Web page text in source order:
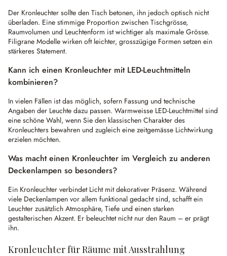
Der Kronleuchter sollte den Tisch betonen, ihn jedoch optisch nicht
überladen. Eine stimmige Proportion zwischen Tischgrösse,
Raumvolumen und Leuchtenform ist wichtiger als maximale Grösse.
Filigrane Modelle wirken oft leichter, grosszügige Formen setzen ein
stärkeres Statement.
Kann ich einen Kronleuchter mit LED-Leuchtmitteln
kombinieren?
In vielen Fällen ist das möglich, sofern Fassung und technische
Angaben der Leuchte dazu passen. Warmweisse LED-Leuchtmittel sind
eine schöne Wahl, wenn Sie den klassischen Charakter des
Kronleuchters bewahren und zugleich eine zeitgemässe Lichtwirkung
erzielen möchten.
Was macht einen Kronleuchter im Vergleich zu anderen
Deckenlampen so besonders?
Ein Kronleuchter verbindet Licht mit dekorativer Präsenz. Während
viele Deckenlampen vor allem funktional gedacht sind, schafft ein
Leuchter zusätzlich Atmosphäre, Tiefe und einen starken
gestalterischen Akzent. Er beleuchtet nicht nur den Raum – er prägt
ihn.
Kronleuchter für Räume mit Ausstrahlung